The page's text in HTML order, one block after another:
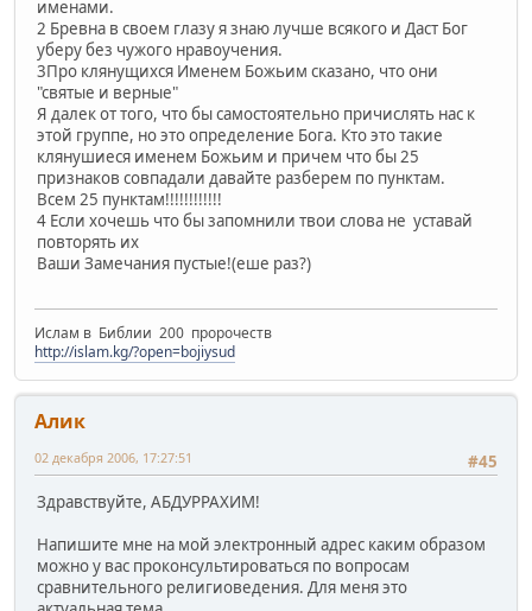
именами.
2 Бревна в своем глазу я знаю лучше всякого и Даст Бог
уберу без чужого нравоучения.
3Про клянущихся Именем Божьим сказано, что они
"святые и верные"
Я далек от того, что бы самостоятельно причислять нас к
этой группе, но это определение Бога. Кто это такие
клянушиеся именем Божьим и причем что бы 25
признаков совпадали давайте разберем по пунктам.
Всем 25 пунктам!!!!!!!!!!!!
4 Если хочешь что бы запомнили твои слова не уставай
повторять их
Ваши Замечания пустые!(еше раз?)
Ислам в Библии 200 пророчеств
http://islam.kg/?open=bojiysud
Алик
#45
02 декабря 2006, 17:27:51
Здравствуйте, АБДУРРАХИМ!
Напишите мне на мой электронный адрес каким образом
можно у вас проконсультироваться по вопросам
сравнительного религиоведения. Для меня это